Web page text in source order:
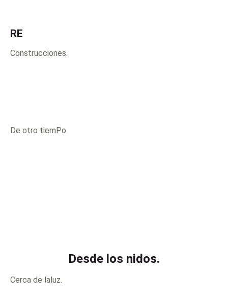
RE
Construcciones.
De otro tiemPo
Desde los nidos.
Cerca de laluz.